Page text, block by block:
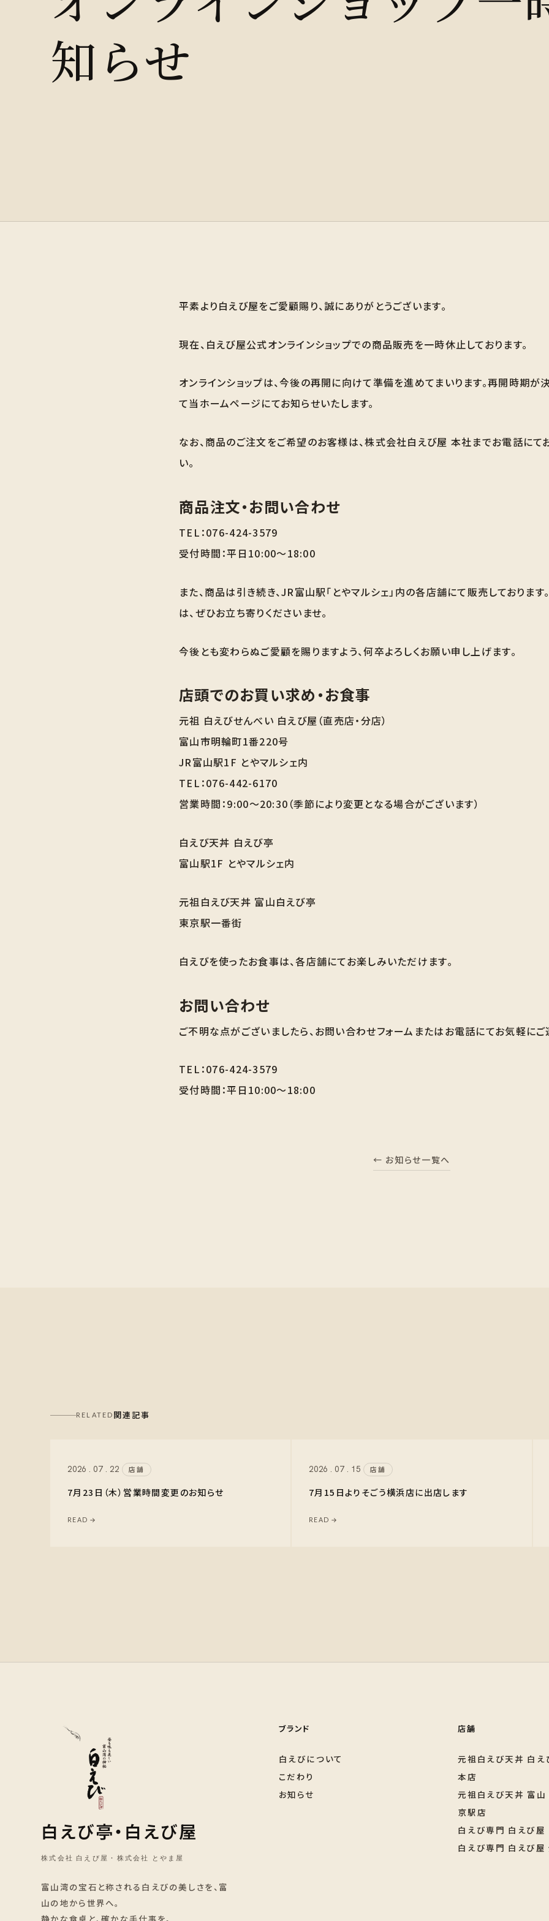
知らせ
平素より白えび屋をご愛顧賜り、誠にありがとうございます。
現在、白えび屋公式オンラインショップでの商品販売を一時休止しております。
オンラインショップは、今後の再開に向けて準備を進めてまいります。再開時期が
て当ホームページにてお知らせいたします。
なお、商品のご注文をご希望のお客様は、株式会社白えび屋 本社までお電話にて
い。
商品注文・お問い合わせ
TEL：076-424-3579
受付時間：平日10:00～18:00
また、商品は引き続き、JR富山駅「とやマルシェ」内の各店舗にて販売しております
は、ぜひお立ち寄りくださいませ。
今後とも変わらぬご愛顧を賜りますよう、何卒よろしくお願い申し上げます。
店頭でのお買い求め・お食事
元祖 白えびせんべい 白えび屋（直売店・分店）
富山市明輪町1番220号
JR富山駅1F とやマルシェ内
TEL：076-442-6170
営業時間：9:00～20:30（季節により変更となる場合がございます）
白えび天丼 白えび亭
富山駅1F とやマルシェ内
元祖白えび天丼 富山白えび亭
東京駅一番街
白えびを使ったお食事は、各店舗にてお楽しみいただけます。
お問い合わせ
ご不明な点がございましたら、お問い合わせフォームまたはお電話にてお気軽にご
TEL：076-424-3579
受付時間：平日10:00～18:00
← お知らせ一覧へ
RELATED 関連記事
2026 . 07 . 22 店舗
7月23日（木）営業時間変更のお知らせ
READ →
2026 . 07 . 15 店舗
7月15日よりそごう横浜店に出店します
READ →
白えび亭・白えび屋
株式会社 白えび屋 · 株式会社 とやま屋
富山湾の宝石と称される白えびの美しさを、富
山の地から世界へ。
静かな食卓と、確かな手仕事を。
ブランド
白えびについて
こだわり
お知らせ
店舗
元祖白えび天丼 白え
本店
元祖白えび天丼 富山
京駅店
白えび専門 白えび屋
白えび専門 白えび屋